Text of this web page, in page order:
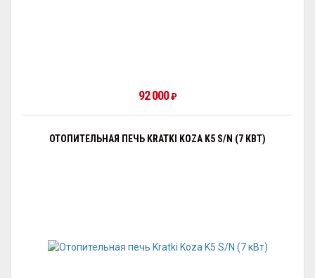
92 000₽
ОТОПИТЕЛЬНАЯ ПЕЧЬ KRATKI KOZA K5 S/N (7 КВТ)